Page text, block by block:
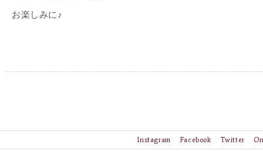
お楽しみに♪
Twitter
Facebook
Instagram